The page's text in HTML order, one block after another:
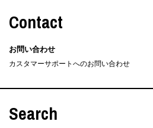
Contact
お問い合わせ
カスタマーサポートへのお問い合わせ
Search